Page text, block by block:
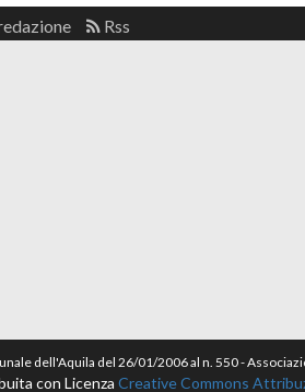
Rss
dell'Aquila del 26/01/2006 al n. 550 -
con Licenza Creative Commons